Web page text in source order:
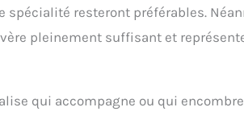
resteront préférables.
pleinement suffisant et
qui accompagne ou qui